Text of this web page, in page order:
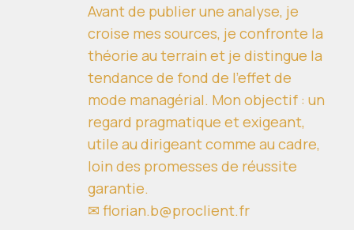
Avant de publier une analyse, je
croise mes sources, je confronte la
théorie au terrain et je distingue la
tendance de fond de l'effet de
mode managérial. Mon objectif : un
regard pragmatique et exigeant,
utile au dirigeant comme au cadre,
loin des promesses de réussite
garantie.
✉ florian.b@proclient.fr